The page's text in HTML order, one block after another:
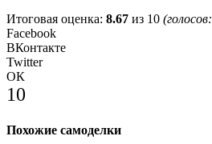
Итоговая оценка: 8.67 из 10 (голосов:
Facebook
ВКонтакте
Twitter
ОК
10
Похожие самоделки